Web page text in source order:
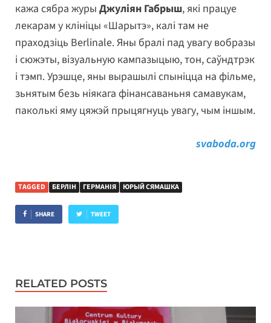
кажа сябра журы Джуліян Габрыш, які працуе
лекарам у клініцы «Шарытэ», калі там не
праходзіць Berlinale. Яны бралі пад увагу вобразы
і сюжэты, візуальную кампазыцыю, тон, саўндтрэк
і тэмп. Урэшце, яны вырашылі спыніцца на фільме,
зьнятым безь ніякага фінансаваньня самавукам,
паколькі яму цяжэй прыцягнуць увагу, чым іншым.
svaboda.org
TAGGED БЕРЛІН ГЕРМАНІЯ ЮРЫЙ СЯМАШКА
SHARE TWEET
RELATED POSTS